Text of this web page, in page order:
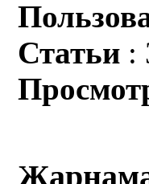
Статьи :